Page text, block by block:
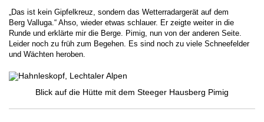
„Das ist kein Gipfelkreuz, sondern das Wetterradargerät auf dem
Berg Valluga.“ Ahso, wieder etwas schlauer. Er zeigte weiter in die
Runde und erklärte mir die Berge. Pimig, nun von der anderen Seite.
Leider noch zu früh zum Begehen. Es sind noch zu viele Schneefelder
und Wächten heroben.
Blick auf die Hütte mit dem Steeger Hausberg Pimig